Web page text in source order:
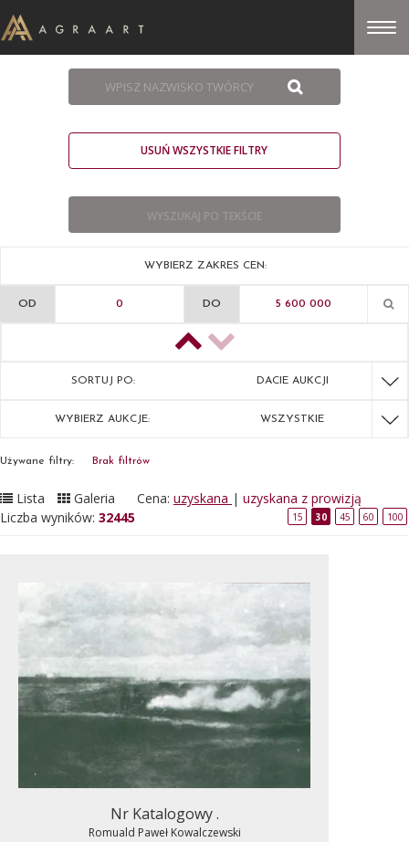
USUŃ WSZYSTKIE FILTRY
WYBIERZ ZAKRES CEN:
OD DO
SORTUJ PO: DACIE AUKCJI
WYBIERZ AUKCJE: WSZYSTKIE
Używane filtry: Brak filtrów
Lista Galeria Cena: uzyskana | uzyskana z prowizją
Liczba wyników: 32445 15 30 45 60 100
Nr Katalogowy .
Romuald Paweł Kowalczewski